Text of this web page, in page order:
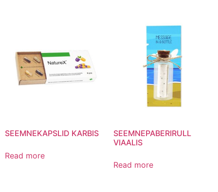
SEEMNEKAPSLID KARBIS
Read more
SEEMNEPABERIRULL
VIAALIS
Read more